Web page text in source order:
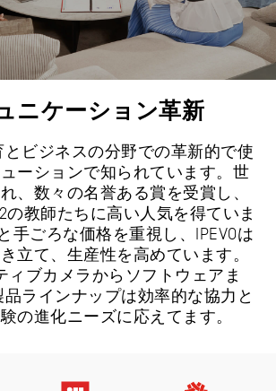
ニケーション革新
とビジネスの分野での革新的で使
ーションで知られています。世
、数々の名誉ある賞を受賞し、
の教師たちに高い人気を得ていま
手ごろな価格を重視し、IPEVOは
立て、生産性を高めています。
ィブカメラからソフトウェアま
品ラインナップは効率的な協力と
の進化ニーズに応えてます。